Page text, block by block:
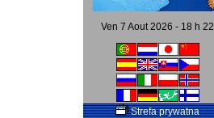
Ven 7 Aout 2026 - 18 h 22
Strefa prywatna